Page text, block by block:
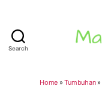
Search
Home »Tumbuhan»